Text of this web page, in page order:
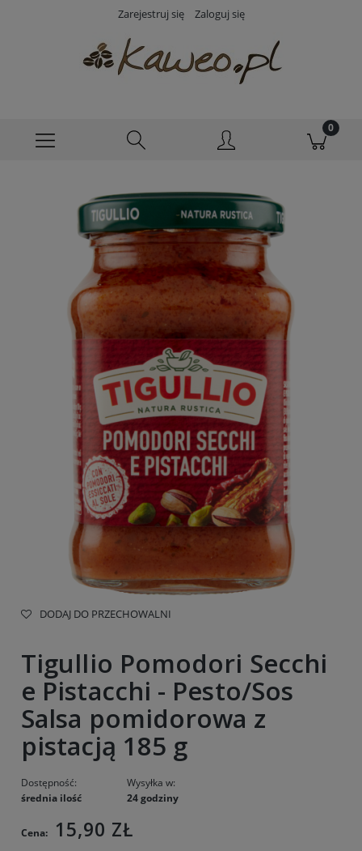
Zarejestruj się Zaloguj się
DODAJ DO PRZECHOWALNI
Tigullio Pomodori Secchi
e Pistacchi - Pesto/Sos
Salsa pomidorowa z
pistacją 185 g
Dostępność:
średnia ilość
Wysyłka w:
24 godziny
Cena: 15,90 ZŁ